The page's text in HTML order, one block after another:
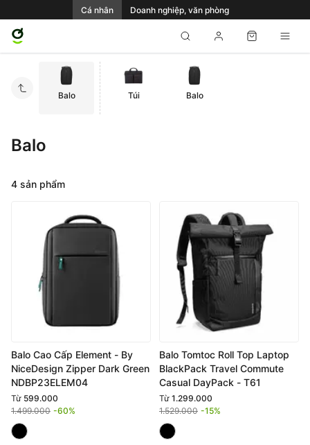
Cá nhân Doanh nghiệp, văn phòng
Balo Túi Balo
Balo
4 sản phẩm
Balo Cao Cấp Element - By
NiceDesign Zipper Dark Green
NDBP23ELEM04
Từ 599.000
1.499.000 -60%
Balo Tomtoc Roll Top Laptop
BlackPack Travel Commute
Casual DayPack - T61
Từ 1.299.000
1.529.000 -15%